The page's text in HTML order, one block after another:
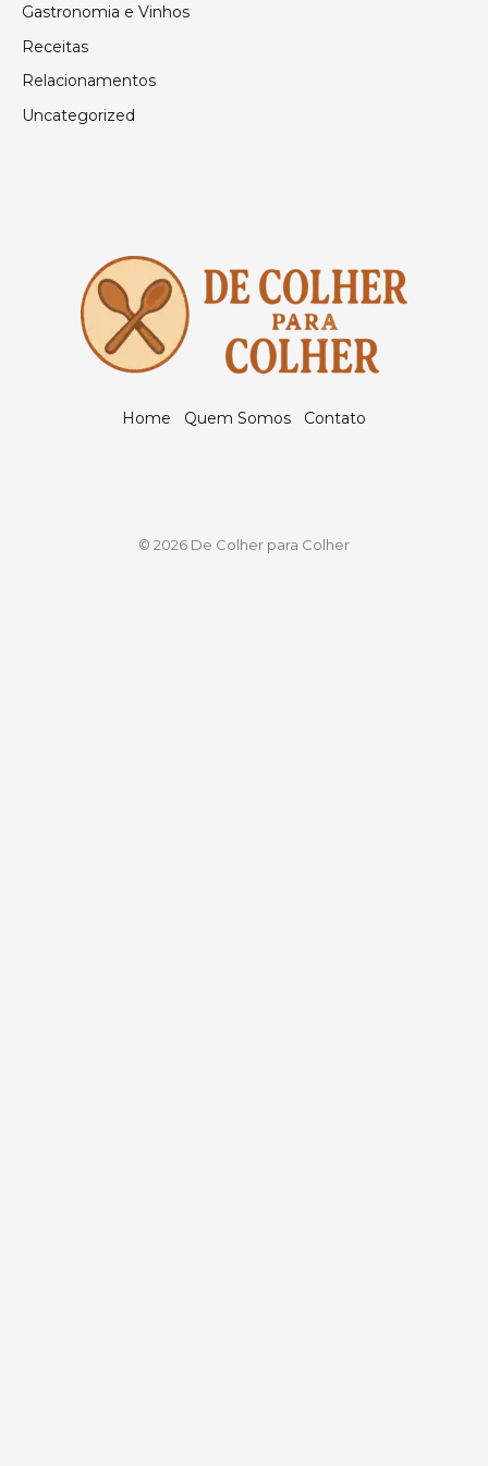
Gastronomia e Vinhos
Receitas
Relacionamentos
Uncategorized
Home Quem Somos Contato
© 2026 De Colher para Colher